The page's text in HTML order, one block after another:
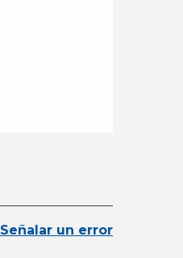
Señalar un error